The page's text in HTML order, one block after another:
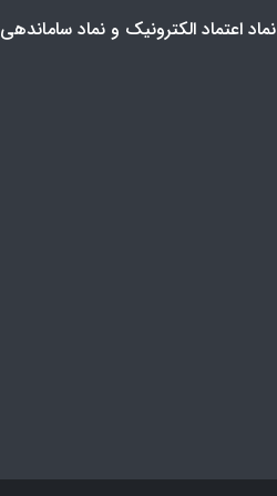
نماد اعتماد الکترونیک و نماد ساماندهی